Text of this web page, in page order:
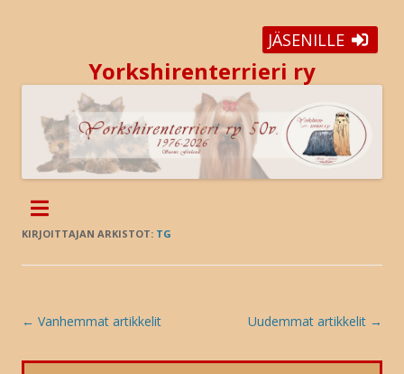
JÄSENILLE
Yorkshirenterrieri ry
KIRJOITTAJAN ARKISTOT: TG
Artikkelien
← Vanhemmat artikkelit Uudemmat artikkelit →